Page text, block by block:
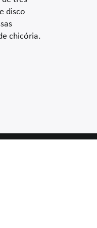
disco
chicória.